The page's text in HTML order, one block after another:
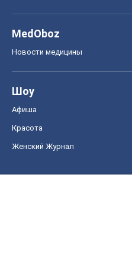
MedOboz
Новости медицины
Шоу
Афиша
Красота
Женский Журнал